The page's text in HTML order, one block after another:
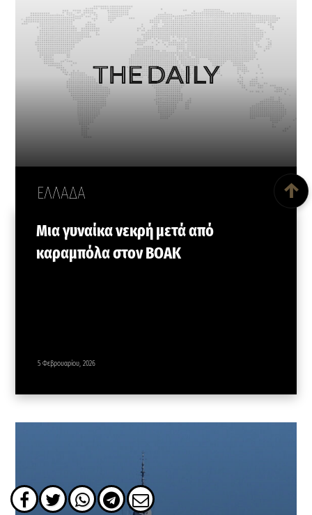
ΕΛΛΑΔΑ
Μια γυναίκα νεκρή μετά από
καραμπόλα στον ΒΟΑΚ
5 Φεβρουαρίου, 2026
Back To Top
↑